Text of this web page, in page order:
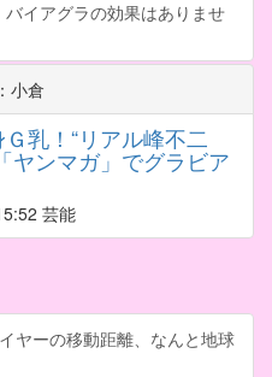
イアグラの効果はありませ
小倉
Ｇ乳！“リアル峰不二
ヤンマガ」でグラビア
芸能
ヤーの移動距離、なんと地球